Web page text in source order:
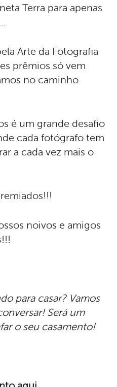
Terra para apenas
Arte da Fotografia
prêmios só vem
no caminho
é um grande desafio
cada fotógrafo tem
a cada vez mais o
noivos e amigos
para casar? Vamos
Será um
o seu casamento!